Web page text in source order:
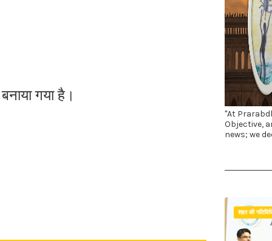
गया है।
"At
Objective,
news; we
शहर की